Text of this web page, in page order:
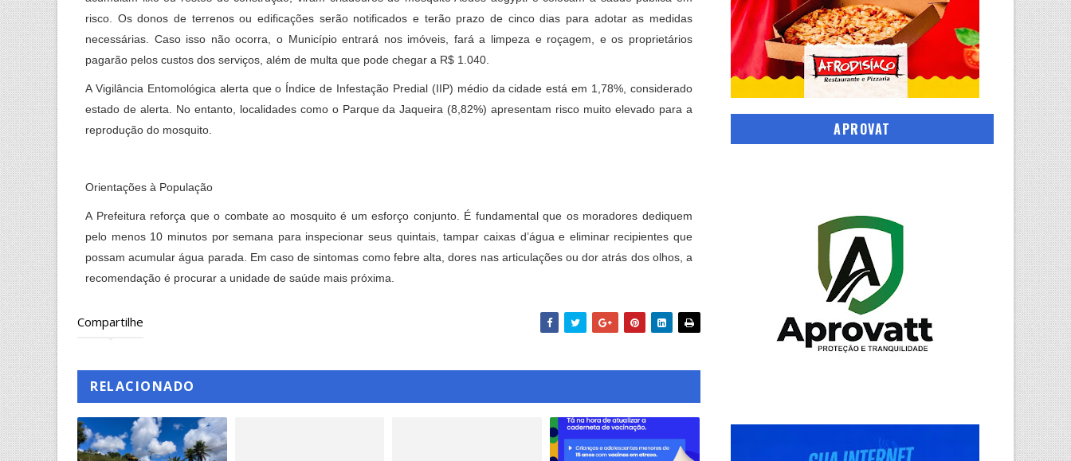
risco. Os donos de terrenos ou edificações serão notificados e terão prazo de cinco dias para adotar as medidas
necessárias. Caso isso não ocorra, o Município entrará nos imóveis, fará a limpeza e roçagem, e os proprietários
pagarão pelos custos dos serviços, além de multa que pode chegar a R$ 1.040.
A Vigilância Entomológica alerta que o Índice de Infestação Predial (IIP) médio da cidade está em 1,78%, considerado
estado de alerta. No entanto, localidades como o Parque da Jaqueira (8,82%) apresentam risco muito elevado para a
reprodução do mosquito.
Orientações à População
A Prefeitura reforça que o combate ao mosquito é um esforço conjunto. É fundamental que os moradores dediquem
pelo menos 10 minutos por semana para inspecionar seus quintais, tampar caixas d’água e eliminar recipientes que
possam acumular água parada. Em caso de sintomas como febre alta, dores nas articulações ou dor atrás dos olhos, a
recomendação é procurar a unidade de saúde mais próxima.
Compartilhe
RELACIONADO
APROVAT